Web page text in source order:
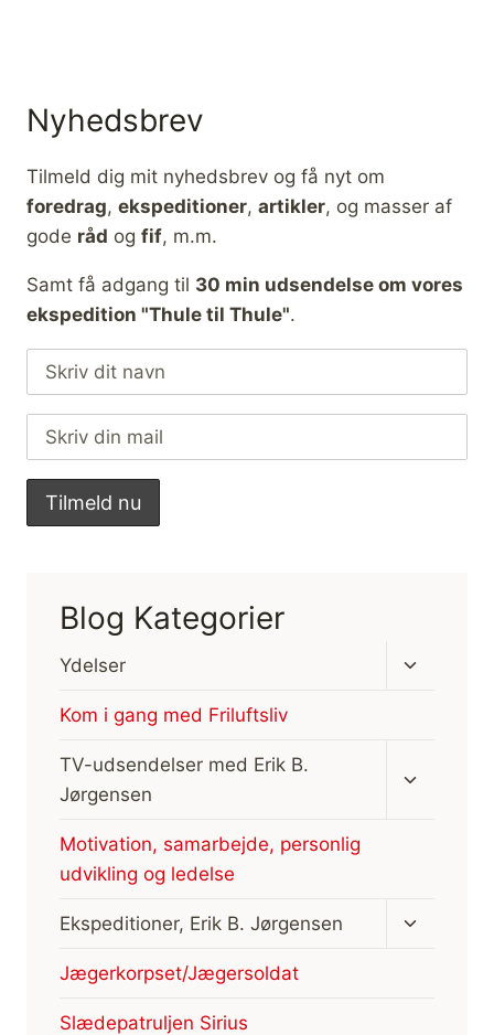
Nyhedsbrev
Tilmeld dig mit nyhedsbrev og få nyt om
foredrag, ekspeditioner, artikler, og masser af
gode råd og fif, m.m.
Samt få adgang til 30 min udsendelse om vores
ekspedition "Thule til Thule".
Blog Kategorier
Ydelser
Skift
Kom i gang med Friluftsliv
TV-udsendelser med Erik B.
Jørgensen
Motivation, samarbejde, personlig
udvikling og ledelse
Ekspeditioner, Erik B. Jørgensen
Skift
Jægerkorpset/Jægersoldat
Slædepatruljen Sirius